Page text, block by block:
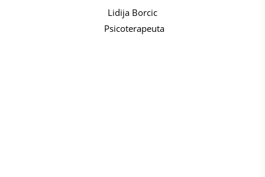
Lidija Borcic
Psicoterapeuta